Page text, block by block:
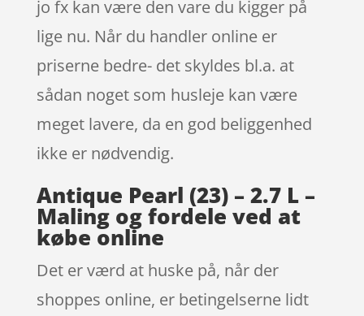
jo fx kan være den vare du kigger på
lige nu. Når du handler online er
priserne bedre- det skyldes bl.a. at
sådan noget som husleje kan være
meget lavere, da en god beliggenhed
ikke er nødvendig.
Antique Pearl (23) – 2.7 L –
Maling og fordele ved at
købe online
Det er værd at huske på, når der
shoppes online, er betingelserne lidt